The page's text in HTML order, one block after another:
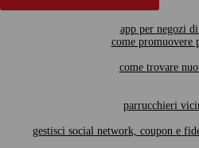
app per negozi
come promuovere
come trovare
parrucchieri
gestisci social network, coupon e